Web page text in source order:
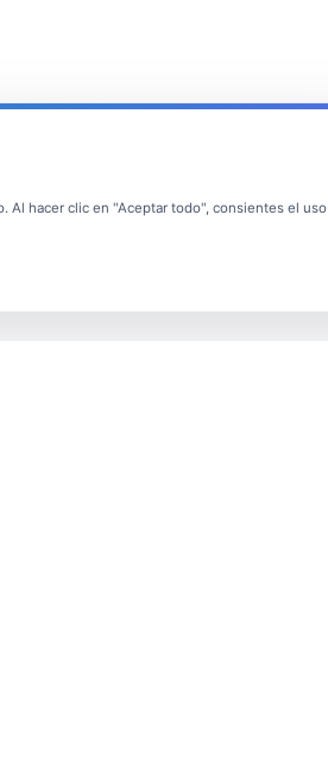
Al hacer clic en "Aceptar todo", consientes el uso